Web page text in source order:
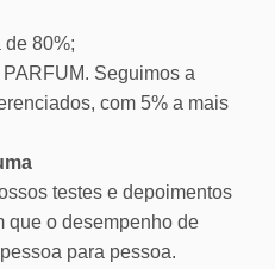
de 80%;
Seguimos a
com 5% a mais
testes e depoimentos
que o desempenho de
para pessoa.